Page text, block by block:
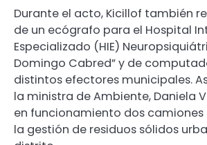
Durante el acto, Kicillof también
de un ecógrafo para el Hospital
Especializado (HIE)
Domingo Cabred” y de
distintos efectores municipales.
la ministra de Ambiente, Daniela
en funcionamiento dos
la gestión de residuos sólidos